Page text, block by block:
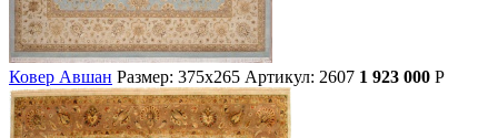
Ковер Авшан Размер: 375х265 Артикул: 2607 1 923 000 Р